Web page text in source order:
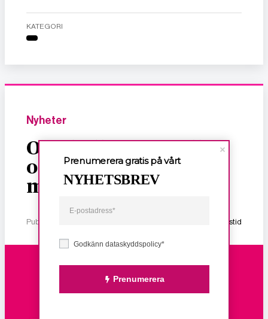
KATEGORI
Nyheter
Om dödligt, sexuellt
och ekonomiskt våld
mot kvinnor
Publicerad 2 januari, 2026 1 min lästid
Godkänn dataskyddspolicy*
Prenumerera
Prenumerera gratis på vårt
NYHETSBREV